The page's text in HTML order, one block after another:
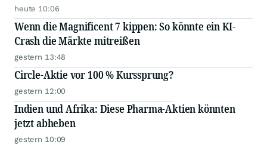
heute 10:06
Wenn die Magnificent 7 kippen: So könnte ein KI-
Crash die Märkte mitreißen
gestern 13:48
Circle-Aktie vor 100 % Kurssprung?
gestern 12:00
Indien und Afrika: Diese Pharma-Aktien könnten
jetzt abheben
gestern 10:09